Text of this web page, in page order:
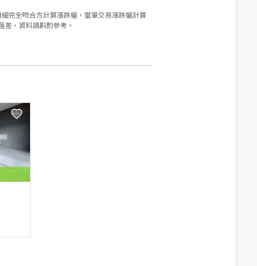
完全吻合方計算漲跌幅，當筆交易漲跌幅計算
，資料請斟酌參考。